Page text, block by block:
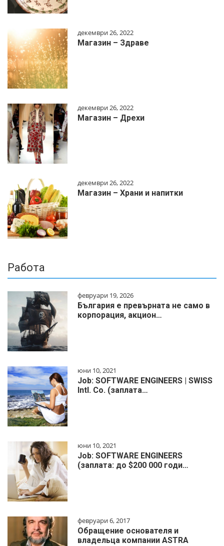
декември 26, 2022
Магазин – Здраве
декември 26, 2022
Магазин – Дрехи
декември 26, 2022
Магазин – Храни и напитки
Работа
февруари 19, 2026
България е превърната не само в
корпорация, акцион…
юни 10, 2021
Job: SOFTWARE ENGINEERS | SWISS
Intl. Co. (заплата…
юни 10, 2021
Job: SOFTWARE ENGINEERS
(заплата: до $200 000 годи…
февруари 6, 2017
Обращение основателя и
владельца компании ASTRA